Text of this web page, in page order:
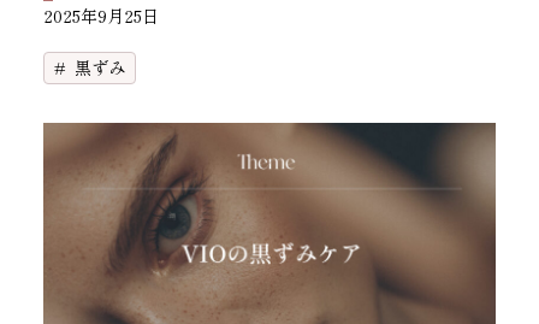
2025年9月25日
黒ずみ